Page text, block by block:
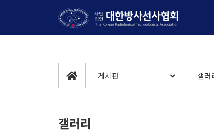
게시판 갤러
갤러리